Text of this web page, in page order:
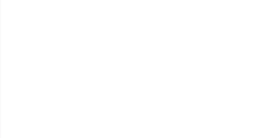
라스 블랙 아세테이트, 그레이